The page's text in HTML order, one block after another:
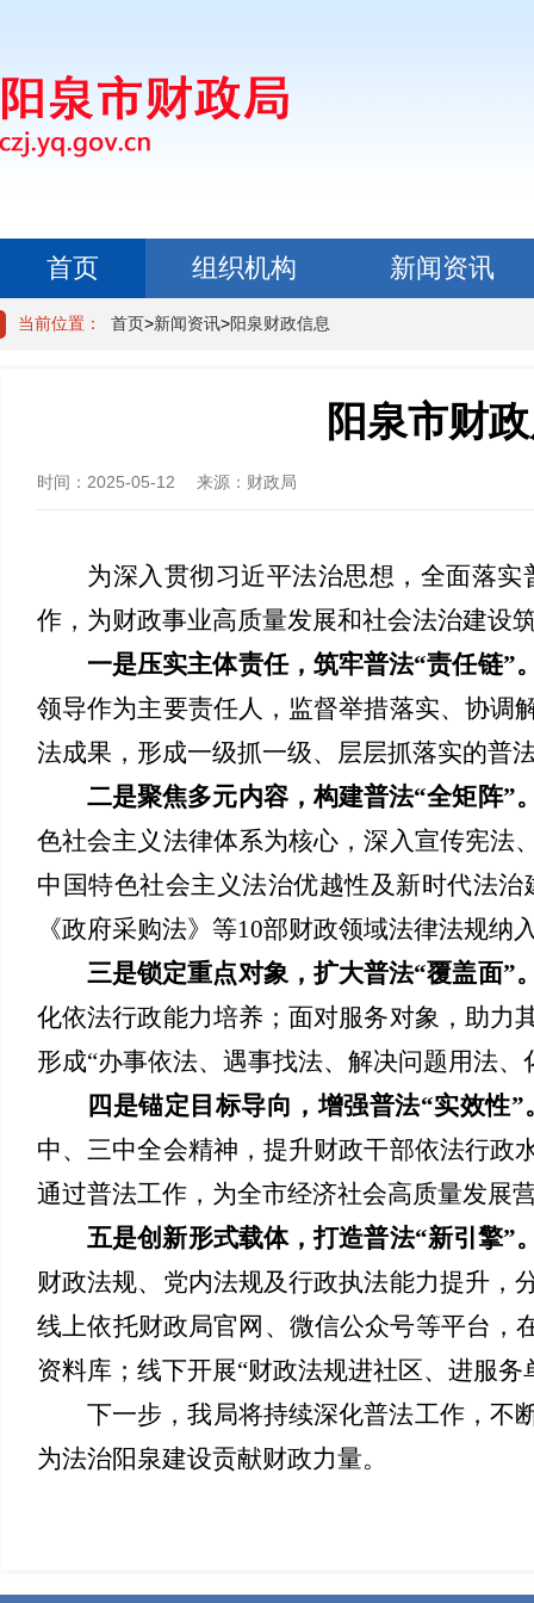
首页 组织机构
新闻资讯
政民互动
当前位置： 首页>新闻资讯>阳泉财政信息
阳泉市财
时间： 2025-05-12 来源： 财政局
为深入贯彻习近平法治思想，全面落
作，为财政事业高质量发展和社会法治建设
一是压实主体责任，筑牢普法“责任链”
领导作为主要责任人，监督举措落实、协调
法成果，形成一级抓一级、层层抓落实的普
二是聚焦多元内容，构建普法“全矩阵”
色社会主义法律体系为核心，深入宣传宪法
中国特色社会主义法治优越性及新时代法
《政府采购法》等10部财政领域法律法规
三是锁定重点对象，扩大普法“覆盖面”
化依法行政能力培养；面对服务对象，助力
形成“办事依法、遇事找法、解决问题用法
四是锚定目标导向，增强普法“实效性”
中、三中全会精神，提升财政干部依法行政
通过普法工作，为全市经济社会高质量发展
五是创新形式载体，打造普法“新引擎”
财政法规、党内法规及行政执法能力提升，
线上依托财政局官网、微信公众号等平台，
资料库；线下开展“财政法规进社区、进服
下一步，我局将持续深化普法工作，不
为法治阳泉建设贡献财政力量。